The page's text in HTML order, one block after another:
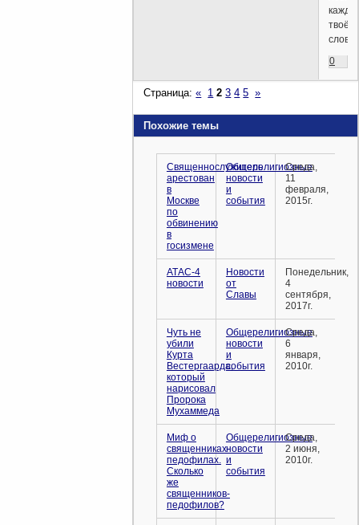
твоё
0
Страница:« 1 2 3 4 5 »
Похожие темы
Священнослужитель
арестован
в
Москве
по
обвинению
в
госизмене
Общерелигиозные
новости
и
события
Среда,
11
февраля,
2015г.
АТАС-4
новости
Новости
от
Славы
Понедельник,
4
сентября,
2017г.
Чуть не
убили
Курта
Вестергаарда,
который
нарисовал
Пророка
Мухаммеда
Общерелигиозные
новости
и
события
Среда,
6
января,
2010г.
Миф о
священниках-
педофилах.
Сколько
же
священников-
педофилов?
Общерелигиозные
новости
и
события
Среда,
2 июня,
2010г.